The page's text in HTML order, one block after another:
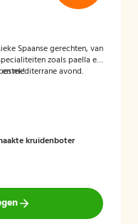
Spaanse gerechten, van
zoals paella en
mediterrane avond.
kruidenboter